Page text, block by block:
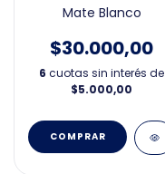
Mate Blanco
$30.000,00
6 cuotas sin interés de
$5.000,00